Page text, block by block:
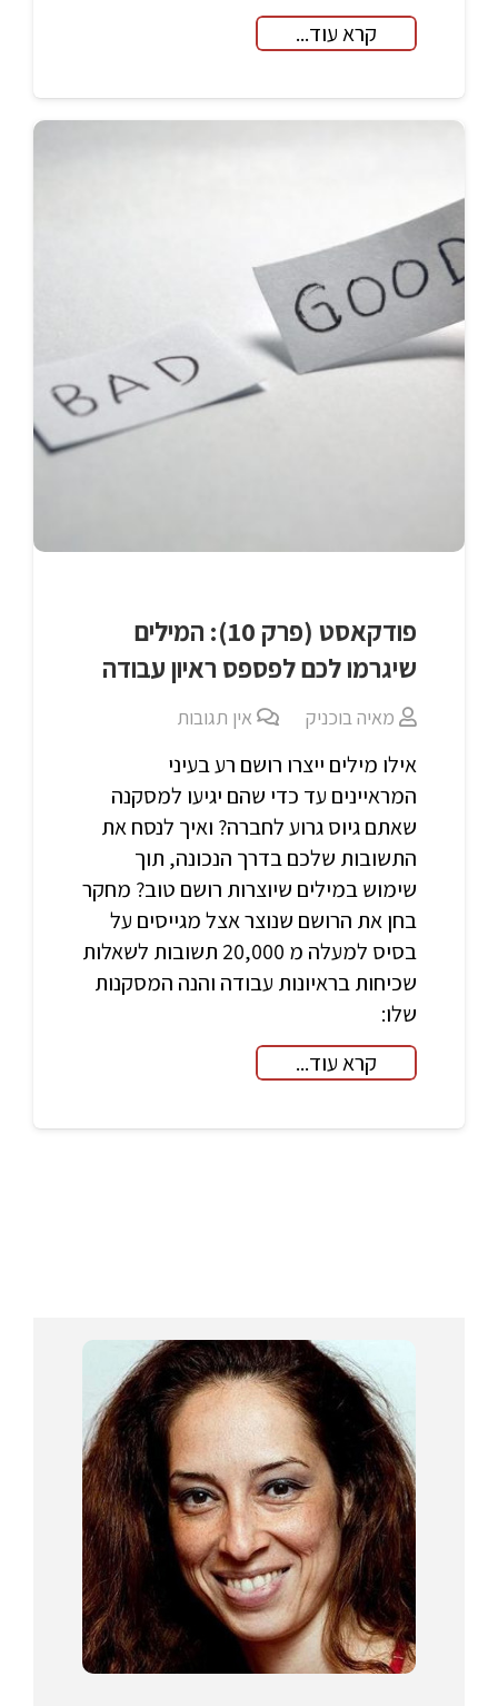
קרא עוד...
פודקאסט (פרק 10): המילים
שיגרמו לכם לפספס ראיון עבודה
מאיה בוכניק אין תגובות
אילו מילים ייצרו רושם רע בעיני
המראיינים עד כדי שהם יגיעו למסקנה
שאתם גיוס גרוע לחברה? ואיך לנסח את
התשובות שלכם בדרך הנכונה, תוך
שימוש במילים שיוצרות רושם טוב? מחקר
בחן את הרושם שנוצר אצל מגייסים על
בסיס למעלה מ 20,000 תשובות לשאלות
שכיחות בראיונות עבודה והנה המסקנות
שלו:
קרא עוד...